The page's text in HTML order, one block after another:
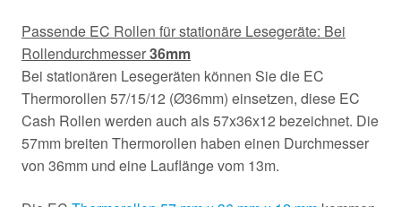
Passende EC Rollen für stationäre Lesegeräte: Bei
Rollendurchmesser36mm
Bei stationären Lesegeräten können Sie die EC
Thermorollen 57/15/12 (Ø36mm) einsetzen, diese EC
Cash Rollen werden auch als 57x36x12 bezeichnet. Die
57mm breiten Thermorollen haben einen Durchmesser
von 36mm und eine Lauflänge vom 13m.